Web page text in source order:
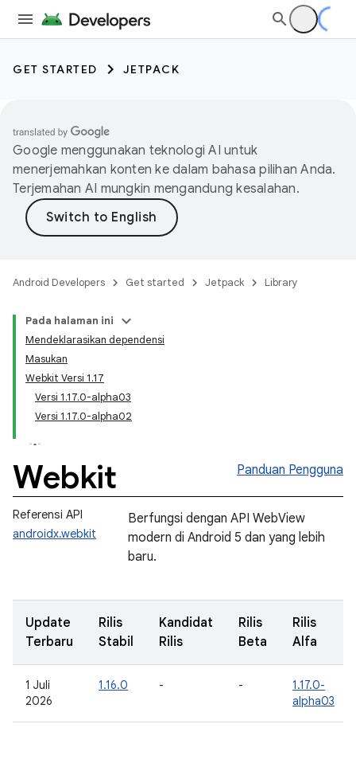
GET STARTED JETPACK
Google menggunakan teknologi AI untuk
menerjemahkan konten ke dalam bahasa pilihan Anda.
Terjemahan AI mungkin mengandung kesalahan.
Android Developers Get started Jetpack Library
Pada halaman ini
Mendeklarasikan dependensi
Masukan
Webkit Versi 1.17
Versi 1.17.0-alpha03
Versi 1.17.0-alpha02
Webkit Panduan Pengguna
Referensi API
androidx.webkit
Berfungsi dengan API WebView
modern di Android 5 dan yang lebih
baru.
Update
Terbaru
Rilis
Stabil
Kandidat
Rilis
Rilis
Beta
Rilis
Alfa
1 Juli
2026
1.16.0 - -
1.17.0-
alpha03